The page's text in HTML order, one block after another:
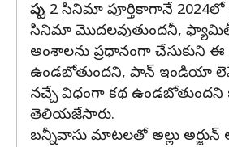
పుష్ప 2 సినిమా పూర్తికాగానే 2024లో
సినిమా మొదలవుతుందనీ,
అంశాలను ప్రధానంగా చేసుకుని
ఉండబోతుందని, పాన్ ఇండియా
నచ్చే విధంగా కథ ఉండబోతుందని
తెలియజేసారు.
బన్నీవాసు మాటలతో అల్లు